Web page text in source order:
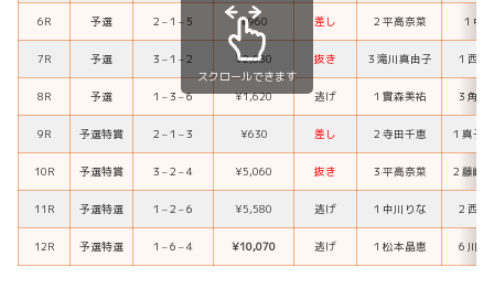
6R 予選 ２ –１ – ５ ¥960 差し ２ 平高奈菜 １ 中
7R 予選 ３ –１ – ２ ¥2,680 抜き ３ 滝川真由子 １ 西岡
8R 予選 １ –３ –６ ¥1,620 逃げ １ 實森美祐 ３ 角ひ
9R 予選特賞 ２ –１ –３ ¥630 差し ２ 寺田千恵 １ 真子
10R 予選特賞 ３ –２ –４ ¥5,060 抜き ３ 平高奈菜 ２ 藤崎
11R 予選特選 １ –２ –６ ¥5,580 逃げ １ 中川りな ２ 西岡
12R 予選特選 １ –６ –４ ¥10,070 逃げ １ 松本晶恵 ６ 川野
スクロールできます